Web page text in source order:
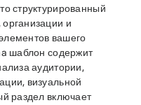
структурированный
и
вашего
шаблон содержит
аудитории,
визуальной
раздел включает